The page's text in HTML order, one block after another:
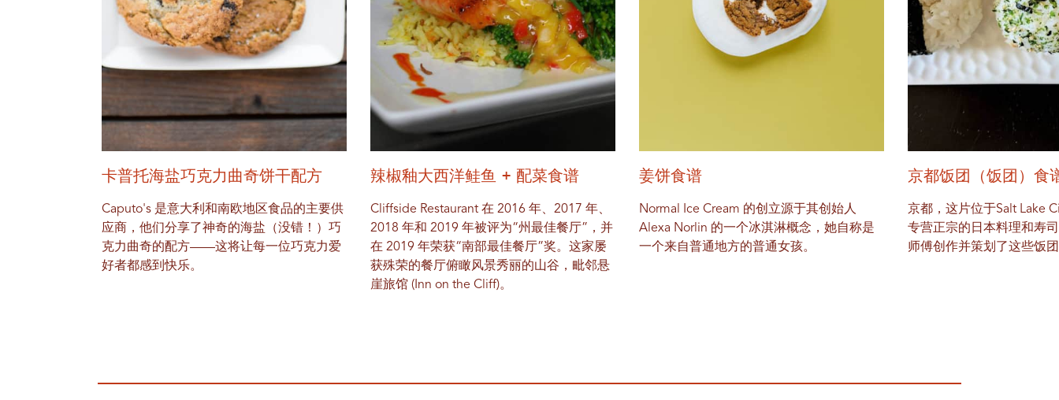
卡普托海盐巧克力曲奇饼干配方
Caputo's 是意大利和南欧地区食品的主要供
应商，他们分享了神奇的海盐（没错！）巧
克力曲奇的配方——这将让每一位巧克力爱
好者都感到快乐。
辣椒釉大西洋鲑鱼 + 配菜食谱
Cliffside Restaurant 在 2016 年、2017 年、
2018 年和 2019 年被评为“州最佳餐厅”，并
在 2019 年荣获“南部最佳餐厅”奖。这家屡
获殊荣的餐厅俯瞰风景秀丽的山谷，毗邻悬
崖旅馆 (Inn on the Cliff)。
姜饼食谱
Normal Ice Cream 的创立源于其创始人
Alexa Norlin 的一个冰淇淋概念，她自称是
一个来自普通地方的普通女孩。
京都饭团（饭团）食
京都，这片位于Salt Lake
专营正宗的日本料理和寿
师傅创作并策划了这些饭